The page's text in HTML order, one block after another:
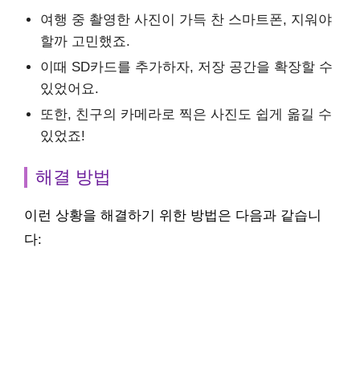
여행 중 촬영한 사진이 가득 찬 스마트폰, 지워야
할까 고민했죠.
이때 SD카드를 추가하자, 저장 공간을 확장할 수
있었어요.
또한, 친구의 카메라로 찍은 사진도 쉽게 옮길 수
있었죠!
해결 방법
이런 상황을 해결하기 위한 방법은 다음과 같습니
다: